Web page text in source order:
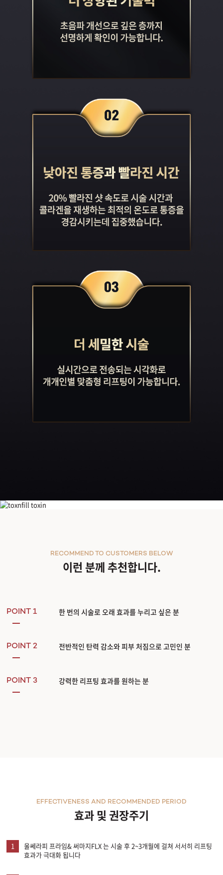
이런 분께 추천합니다.
RECOMMEND TO CUSTOMERS BELOW
POINT 1 한 번의 시술로 오래 효과를 누리고 싶은 분
POINT 2 전반적인 탄력 감소와 피부 처짐으로 고민인 분
POINT 3 강력한 리프팅 효과를 원하는 분
효과 및 권장주기
EFFECTIVENESS AND RECOMMENDED PERIOD
1
울쎄라피 프라임& 써마지FLX 는 시술 후 2~3개월에 걸쳐 서서히 리프팅
효과가 극대화 됩니다